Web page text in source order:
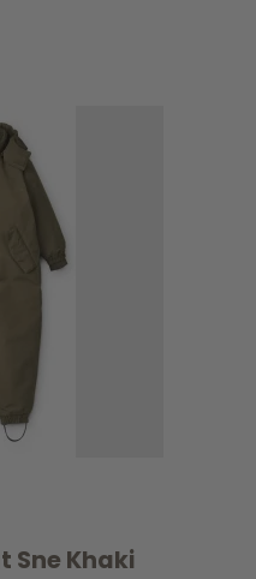
Sne Khaki